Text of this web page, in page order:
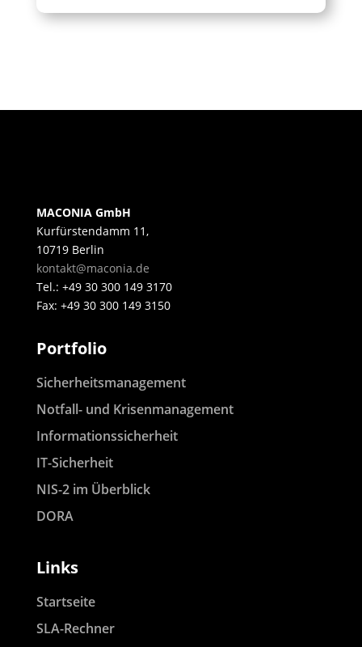
MACONIA GmbH
Kurfürstendamm 11,
10719 Berlin
kontakt@maconia.de
Tel.: +49 30 300 149 3170
Fax: +49 30 300 149 3150
Portfolio
Sicherheitsmanagement
Notfall- und Krisenmanagement
Informationssicherheit
IT-Sicherheit
NIS-2 im Überblick
DORA
Links
Startseite
SLA-Rechner